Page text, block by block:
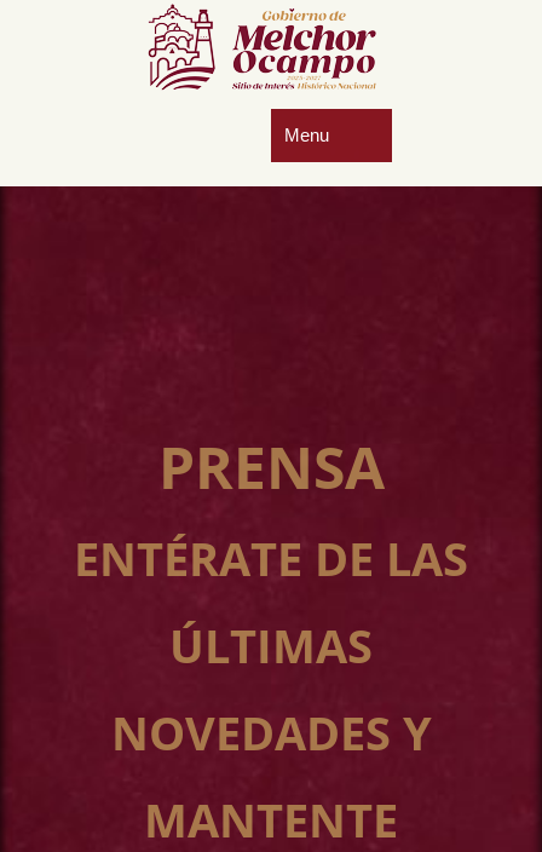
PRENSA
ENTÉRATE DE LAS
ÚLTIMAS
NOVEDADES Y
MANTENTE